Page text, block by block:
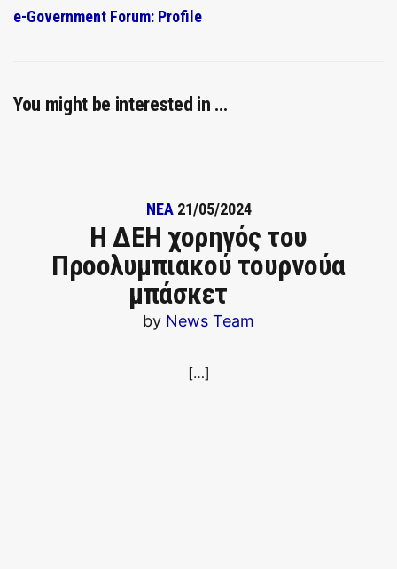
e-Government Forum: Profile
You might be interested in …
ΝΕΑ 21/05/2024
Η ΔΕΗ χορηγός του
Προολυμπιακού τουρνούα
μπάσκετ
by News Team
[…]